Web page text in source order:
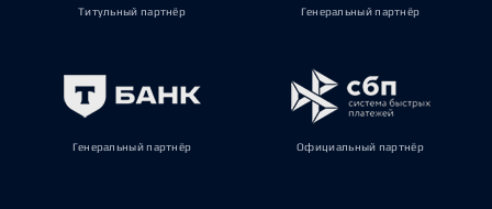
Титульный партнёр Генеральный партнёр
Генеральный партнёр Официальный партнёр